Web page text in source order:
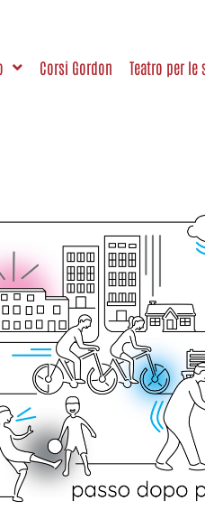
Corsi Gordon Teatro per le